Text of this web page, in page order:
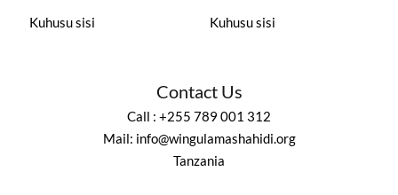
Kuhusu sisi
Kuhusu sisi
Contact Us
Call : +255 789 001 312
Mail: info@wingulamashahidi.org
Tanzania